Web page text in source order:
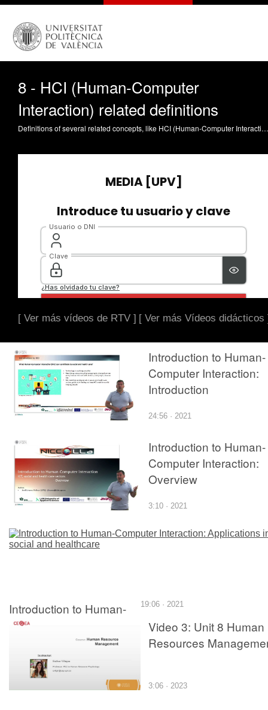
8 - HCI (Human-Computer
Interaction) related definitions
Definitions of several related concepts, like HCI (Human-Computer Interaction), usability, usability evaluation, User-Centered Design (UCD), User Experience (UX) or accessibility
[ Ver más vídeos de RTV ] [ Ver más Vídeos didácticos
Introduction to Human-
Computer Interaction:
Introduction
24:56 · 2021
Introduction to Human-
Computer Interaction:
Overview
3:10 · 2021
Introduction to Human-
Computer Interaction:
Applications in social and
healthcare
19:06 · 2021
Video 3: Unit 8 Human
Resources
3:06 · 2023